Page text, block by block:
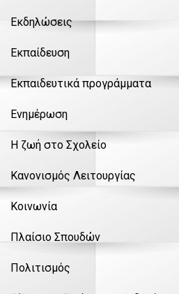
Εκδηλώσεις
Εκπαίδευση
Εκπαιδευτικά προγράμματα
Ενημέρωση
Η ζωή στο Σχολείο
Κανονισμός Λειτουργίας
Κοινωνία
Πλαίσιο Σπουδών
Πολιτισμός